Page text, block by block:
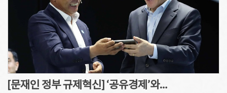
[문재인 정부 규제혁신] ‘공유경제’와…